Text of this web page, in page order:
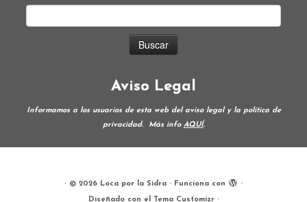
Aviso Legal
Informamos a los usuarios de esta web del aviso legal y la política de
privacidad.
Más info AQUÍ.
· © 2026 Loca por la Sidra · Funciona con ·
Diseñado con el Tema Customizr·